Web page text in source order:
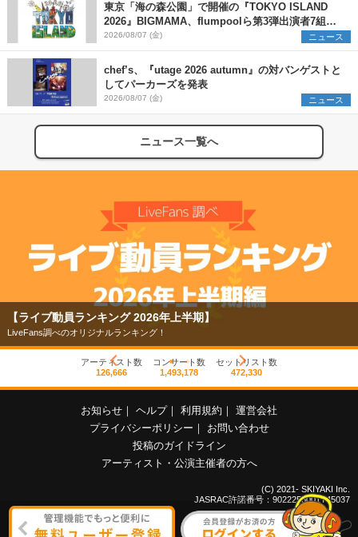
東京「海の森公園」で開催の『TOKYO ISLAND
2026』BIGMAMA、flumpoolら第3弾出演者7組を
発表 ワークショップ・アート出展者を募集
2026/08/07 (金) ニュース
chef’s、『utage 2026 autumn』の対バンゲストと
してパーカーズを発表
2026/08/07 (金) ニュース
ニュース一覧へ
【ライブ動員ランキング 2026年上半期】
LiveFans調べのオリジナルランキング！
アーティスト数
126,666
コンサート数
1,493,178
セットリスト数
472,330
お知らせ ｜ ヘルプ｜ 利用規約 ｜ 運営会社
プライバシーポリシー ｜
お問い合わせ
投稿のガイドライン
アーティスト・公演主催者の方へ
(C) 2021- SKIYAKI Inc.
JASRAC許諾番号：9022255001Y45037